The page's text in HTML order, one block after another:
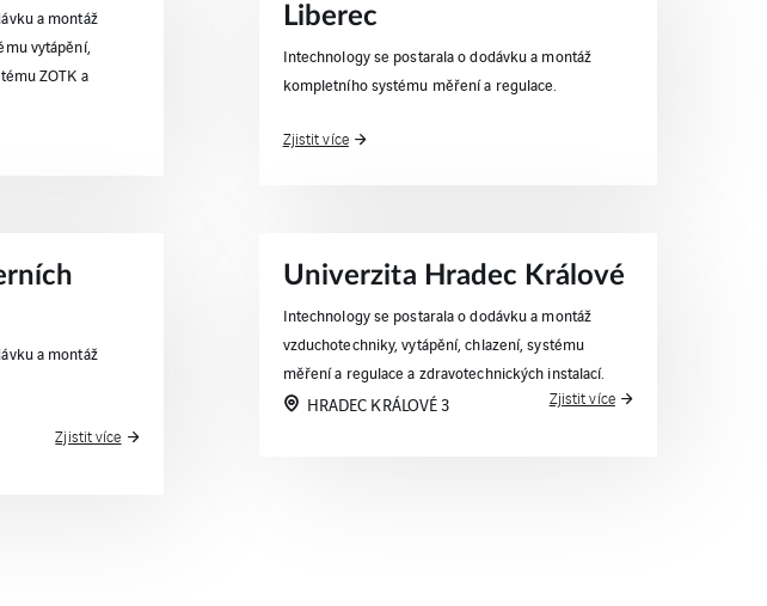
a montáž
vytápění,
ZOTK a
Liberec
Intechnology se postarala o dodávku a montáž
kompletního systému měření a regulace.
Zjistit více
a montáž
Zjistit více
Univerzita Hradec Králové
Intechnology se postarala o dodávku a montáž
vzduchotechniky, vytápění, chlazení, systému
měření a regulace a zdravotechnických instalací.
HRADEC KRÁLOVÉ 3 Zjistit více